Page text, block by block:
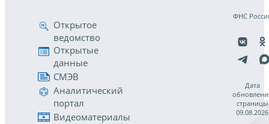
Открытое
ведомство
Открытые
данные
СМЭВ
Аналитический
портал
Видеоматериалы
ФНС
Дата
страницы
09.08.2026